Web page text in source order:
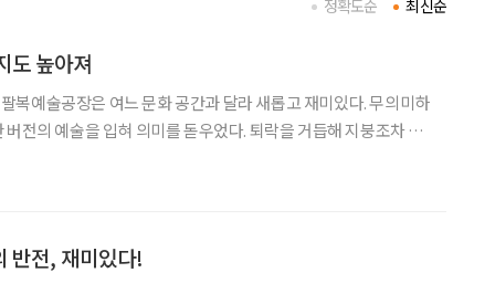
최신순
정확도순
도 높아져
복예술공장은 여느 문화 공간과 달라 새롭고 재미있다. 무의미하
전의 예술을 입혀 의미를 돋우었다. 퇴락을 거듭해 지붕조차 없
반전, 재미있다!